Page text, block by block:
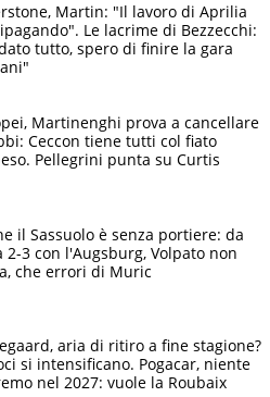
Martin: "Il lavoro di Aprilia
Le lacrime di Bezzecchi:
tutto, spero di finire la gara
Martinenghi prova a cancellare
Ceccon tiene tutti col fiato
Pellegrini punta su Curtis
il Sassuolo è senza portiere: da
2-3 con l'Augsburg, Volpato non
che errori di Muric
aria di ritiro a fine stagione?
si intensificano. Pogacar, niente
nel 2027: vuole la Roubaix